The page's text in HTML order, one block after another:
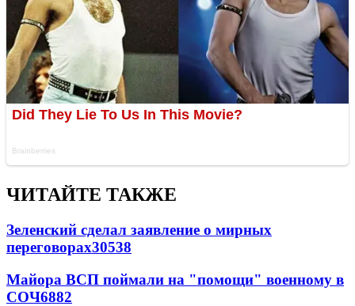
ЧИТАЙТЕ ТАКЖЕ
Зеленский сделал заявление о мирных
переговорах30538
Майора ВСП поймали на "помощи" военному в
СОЧ6882